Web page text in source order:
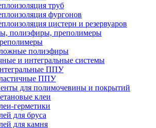
труб
фургонов
цистерн и резервуаров
полиэфиры, преполимеры
полиэфиры
и интегральные системы
ППУ
ППУ
для полимочевины и покрытий
клеи
герметики
для бруса
для камня